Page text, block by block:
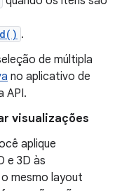
.
de múltipla
no aplicativo de
API.
visualizações
aplique
e 3D às
mesmo layout